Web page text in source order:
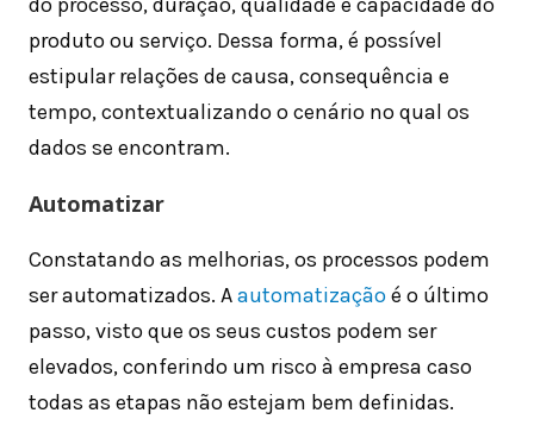
produto ou serviço. Dessa forma, é possível
estipular relações de causa, consequência e
tempo, contextualizando o cenário no qual os
dados se encontram.
Automatizar
Constatando as melhorias, os processos podem
ser automatizados. Aautomatizaçãoé o último
passo, visto que os seus custos podem ser
elevados, conferindo um risco à empresa caso
todas as etapas não estejam bem definidas.